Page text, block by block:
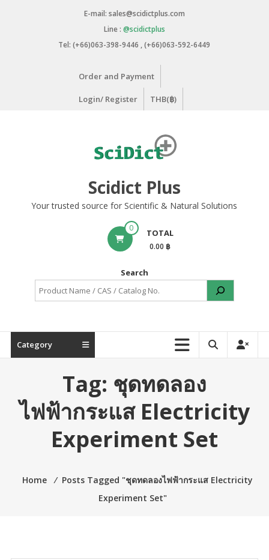
E-mail: sales@scidictplus.com
Line : @scidictplus
Tel: (+66)063-398-9446 , (+66)063-592-6449
Order and Payment
Login/ Register THB(฿)
Scidict Plus
Your trusted source for Scientific & Natural Solutions
0 TOTAL
0.00 ฿
Search
Category
Tag: ชุดทดลอง
ไฟฟ้ากระแส Electricity
Experiment Set
Home ⁄ Posts Tagged "ชุดทดลองไฟฟ้ากระแส Electricity
Experiment Set"